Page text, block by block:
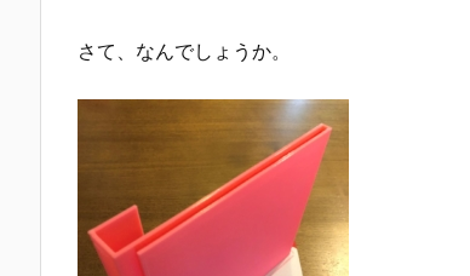
さて、なんでしょうか。